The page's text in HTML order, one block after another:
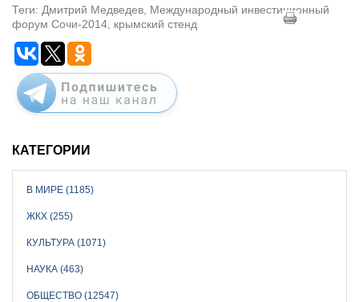
Теги: Дмитрий Медведев, Международный инвестиционный
форум Сочи-2014, крымский стенд
КАТЕГОРИИ
В МИРЕ (1185)
ЖКХ (255)
КУЛЬТУРА (1071)
НАУКА (463)
ОБЩЕСТВО (12547)